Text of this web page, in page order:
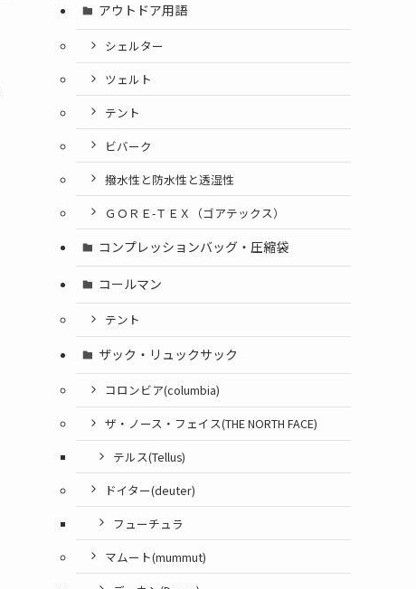
アウトドア用語
シェルター
ツェルト
テント
ビバーク
撥水性と防水性と透湿性
ＧＯＲＥ-ＴＥＸ（ゴアテックス）
コンプレッションバッグ・圧縮袋
コールマン
テント
ザック・リュックサック
コロンビア(columbia)
ザ・ノース・フェイス(THE NORTH FACE)
テルス(Tellus)
ドイター(deuter)
フューチュラ
マムート(mummut)